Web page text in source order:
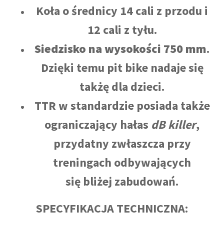
Koła o średnicy 14 cali z przodu i
12 cali z tyłu.
Siedzisko na wysokości 750 mm.
Dzięki temu pit bike nadaje się
takżę dla dzieci.
TTR w standardzie posiada także
ograniczający hałas dB killer,
przydatny zwłaszcza przy
treningach odbywających
się bliżej zabudowań.
SPECYFIKACJA TECHNICZNA: